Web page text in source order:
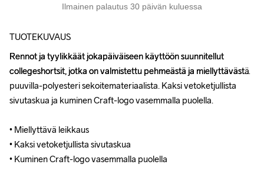
Ilmainen palautus 30 päivän kuluessa
TUOTEKUVAUS
Rennot ja tyylikkäät jokapäiväiseen käyttöön suunnitellut
collegeshortsit, jotka on valmistettu pehmeästä ja miellyttävästä
puuvilla-polyesteri sekoitemateriaalista. Kaksi vetoketjullista
sivutaskua ja kuminen Craft-logo vasemmalla puolella.
• Miellyttävä leikkaus
• Kaksi vetoketjullista sivutaskua
• Kuminen Craft-logo vasemmalla puolella
Rennot ja tyylikkäät jokapäiväiseen käyttöön suunnitellut
collegeshortsit, jotka on valmistettu pehmeästä ja miellyttävästä
puuvilla-polyesteri sekoitemateriaalista. Kaksi vetoketjullista
sivutaskua ja kuminen Craft-logo vasemmalla puolella.
• Miellyttävä leikkaus
• Kaksi vetoketjullista sivutaskua
• Kuminen Craft-logo vasemmalla puolella